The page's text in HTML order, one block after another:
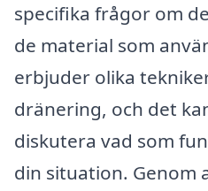
specifika frågor om
de material som
erbjuder olika
dränering, och det
diskutera vad som
din situation. Genom